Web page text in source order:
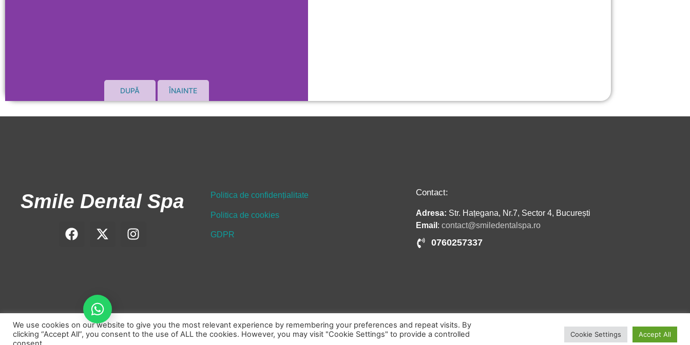
Smile Dental Spa Politica de confidențialitate
Politica de cookies
GDPR
Contact:
Adresa: Str. Hațegana, Nr.7, Sector 4, București
Email : contact@smiledentalspa.ro
0760257337
Copyright 2021 © smiledentalspa.ro
We use cookies on our website to give you the most relevant experience by remembering your preferences and repeat visits. By
clicking “Accept All”, you consent to the use of ALL the cookies. However, you may visit "Cookie Settings" to provide a controlled
Cookie Settings Accept All
Programează-te pe WhatsApp